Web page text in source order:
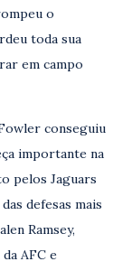
o
toda sua
em campo
conseguiu
importante na
pelos Jaguars
defesas mais
Ramsey,
AFC e